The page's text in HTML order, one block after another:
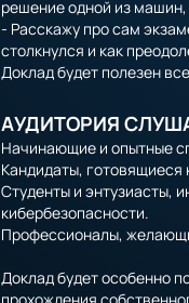
решение одной из машин,
- Расскажу про сам
столкнулся и как
Доклад будет полезен
АУДИТОРИЯ
Начинающие и опытные
Кандидаты, готовящиеся
Студенты и энтузиасты,
кибербезопасности.
Профессионалы,
Доклад будет особенно